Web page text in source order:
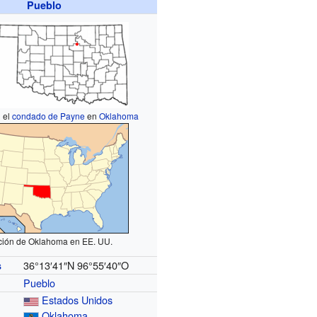
Pueblo
el condado de Payneen Oklahoma
de Oklahoma en EE. UU.
36°13′41″N 96°55′40″O
Pueblo
Estados Unidos